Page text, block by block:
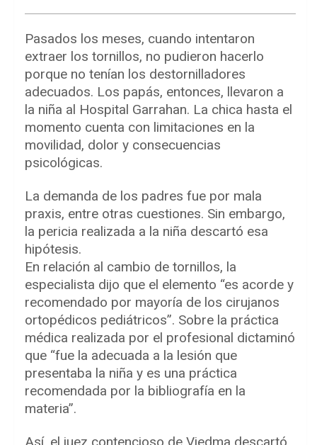
Pasados los meses, cuando intentaron
extraer los tornillos, no pudieron hacerlo
porque no tenían los destornilladores
adecuados. Los papás, entonces, llevaron a
la niña al Hospital Garrahan. La chica hasta el
momento cuenta con limitaciones en la
movilidad, dolor y consecuencias
psicológicas.
La demanda de los padres fue por mala
praxis, entre otras cuestiones. Sin embargo,
la pericia realizada a la niña descartó esa
hipótesis.
En relación al cambio de tornillos, la
especialista dijo que el elemento “es acorde y
recomendado por mayoría de los cirujanos
ortopédicos pediátricos”. Sobre la práctica
médica realizada por el profesional dictaminó
que “fue la adecuada a la lesión que
presentaba la niña y es una práctica
recomendada por la bibliografía en la
materia”.